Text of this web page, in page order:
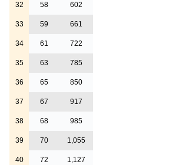
32 58 602
33 59 661
34 61 722
35 63 785
36 65 850
37 67 917
38 68 985
39 70 1,055
40 72 1,127